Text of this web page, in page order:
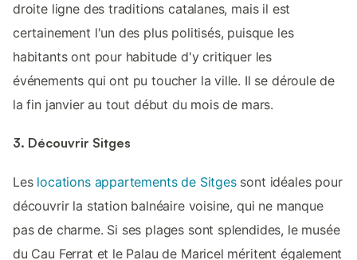
droite ligne des traditions catalanes, mais il est
certainement l'un des plus politisés, puisque les
habitants ont pour habitude d'y critiquer les
événements qui ont pu toucher la ville. Il se déroule de
la fin janvier au tout début du mois de mars.
3. Découvrir Sitges
Les locations appartements de Sitgessont idéales pour
découvrir la station balnéaire voisine, qui ne manque
pas de charme. Si ses plages sont splendides, le musée
du Cau Ferrat et le Palau de Maricel méritent également